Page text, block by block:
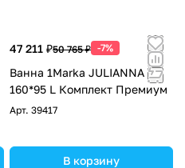
47 211 ₽50 765 ₽ -7%
Ванна 1Marka JULIANNA
160*95 L Комплект Премиум
Арт. 39417
В корзину